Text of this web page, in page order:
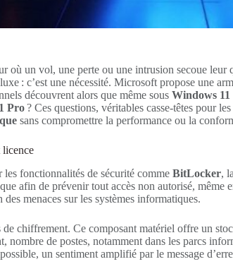
où un vol, une perte ou une intrusion secoue
: c’est une nécessité. Microsoft propose une
découvrent alors que même sous Windows 11
Pro? Ces questions, véritables casse-têtes pour
sans compromettre la performance ou la
les fonctionnalités de sécurité comme BitLocker,
afin de prévenir tout accès non autorisé,
menaces sur les systèmes informatiques.
chiffrement. Ce composant matériel offre un
de postes, notamment dans les parcs
un sentiment amplifié par le message